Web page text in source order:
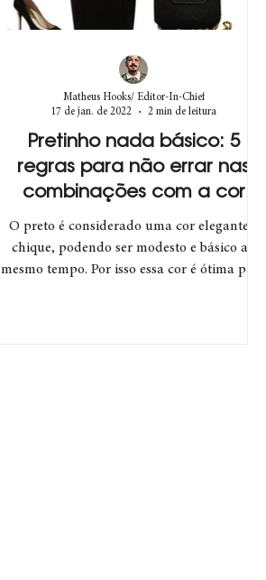
Pretinho nada básico: 5
regras para não errar nas
combinações com a cor
predominante da moda
O preto é considerado uma cor elegante e
chique, podendo ser modesto e básico ao
mesmo tempo. Por isso essa cor é ótima para
Matheus Hooks/ Editor-In-Chief
17 de jan. de 2022
2 min de leitura